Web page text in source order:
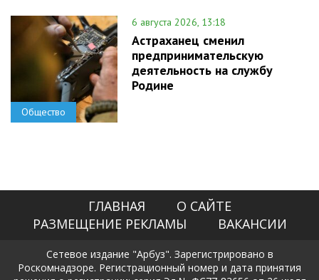
Общество
6 августа 2026, 13:18
Астраханец сменил
предпринимательскую
деятельность на службу
Родине
ГЛАВНАЯ
О САЙТЕ
РАЗМЕЩЕНИЕ РЕКЛАМЫ
ВАКАНСИИ
Сетевое издание "Арбуз". Зарегистрировано в
Роскомнадзоре. Регистрационный номер и дата принятия